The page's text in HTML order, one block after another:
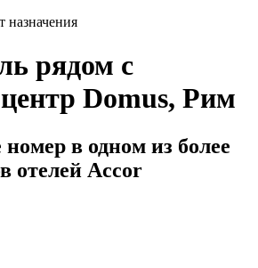
рядом с
Domus, Рим
в одном из более
отелей Accor